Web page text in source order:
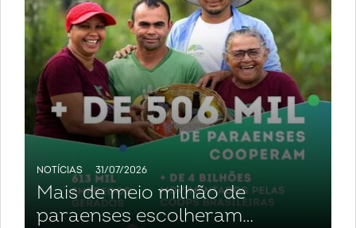
NOTÍCIAS 31/07/2026
Mais de meio milhão de
paraenses escolheram